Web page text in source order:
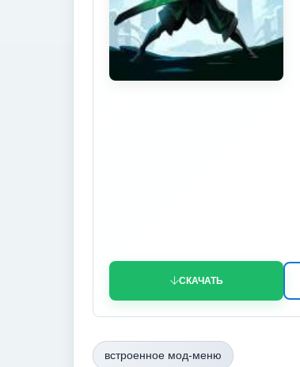
СКАЧАТЬ
встроенное мод-меню